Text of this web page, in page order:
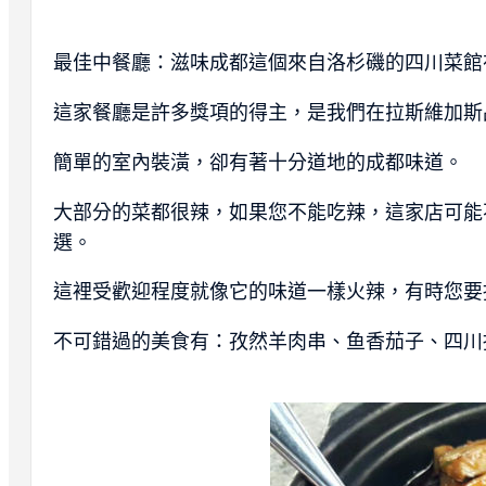
最佳中餐廳：滋味成都這個來自洛杉磯的四川菜
這家餐廳是許多獎項的得主，是我們在拉斯維加
簡單的室內裝潢，卻有著十分道地的成都味道。
大部分的菜都很辣，如果您不能吃辣，這家店可
選。
這裡受歡迎程度就像它的味道一樣火辣，有時您
不可錯過的美食有：孜然羊肉串、鱼香茄子、四